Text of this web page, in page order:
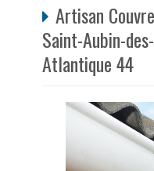
Artisan
Saint-Aubin-
Atlantique 44